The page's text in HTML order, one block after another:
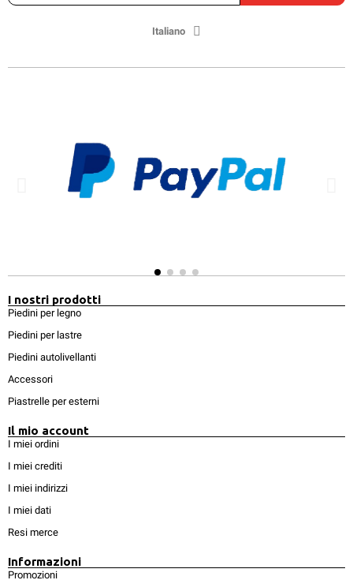
Italiano
I nostri prodotti
Piedini per legno
Piedini per lastre
Piedini autolivellanti
Accessori
Piastrelle per esterni
Il mio account
I miei ordini
I miei crediti
I miei indirizzi
I miei dati
Resi merce
Informazioni
Promozioni